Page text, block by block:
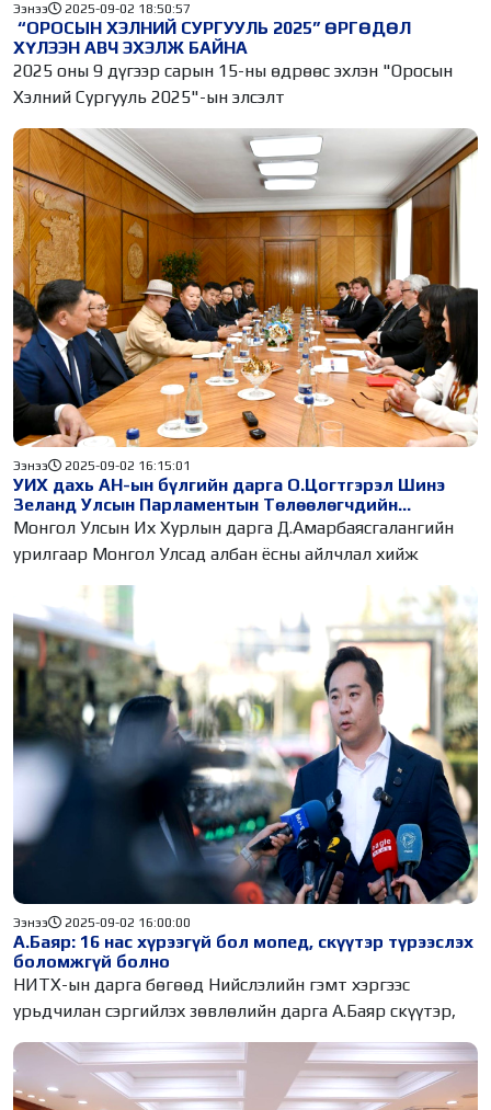
“ОРОСЫН ХЭЛНИЙ СУРГУУЛЬ 2025” ӨРГӨДӨЛ
ХҮЛЭЭН АВЧ ЭХЭЛЖ БАЙНА
Ээнээ 2025-09-02 18:50:57
2025 оны 9 дүгээр сарын 15-ны өдрөөс эхлэн "Оросын
Хэлний Сургууль 2025"-ын элсэлт
УИХ дахь АН-ын бүлгийн дарга О.Цогтгэрэл Шинэ
Зеланд Улсын Парламентын Төлөөлөгчдийн
танхимын дарга Жерард Браунли-д бараалхлаа
Ээнээ 2025-09-02 16:15:01
Монгол Улсын Их Хурлын дарга Д.Амарбаясгалангийн
урилгаар Монгол Улсад албан ёсны айлчлал хийж
А.Баяр: 16 нас хүрээгүй бол мопед, скүүтэр түрээслэх
боломжгүй болно
Ээнээ 2025-09-02 16:00:00
НИТХ-ын дарга бөгөөд Нийслэлийн гэмт хэргээс
урьдчилан сэргийлэх зөвлөлийн дарга А.Баяр скүүтэр,